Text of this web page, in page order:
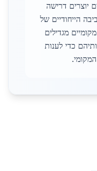
יוצרים דרישה
הייחודיים של
מגדילים
כדי לענות